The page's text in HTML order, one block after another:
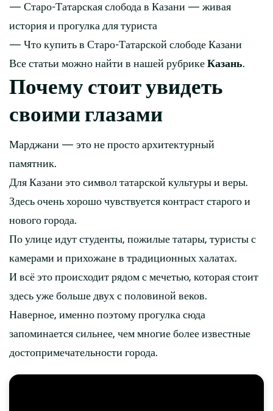
— Старо-Татарская слобода в Казани — живая
история и прогулка для туриста
— Что купить в Старо-Татарской слободе Казани
Все статьи можно найти в нашей рубрике Казань.
Почему стоит увидеть
своими глазами
Марджани — это не просто архитектурный
памятник.
Для Казани это символ татарской культуры и веры.
Здесь очень хорошо чувствуется контраст старого и
нового города.
По улице идут студенты, пожилые татары, туристы с
камерами и прихожане в традиционных халатах.
И всё это происходит рядом с мечетью, которая стоит
здесь уже больше двух с половиной веков.
Наверное, именно поэтому прогулка сюда
запоминается сильнее, чем многие более известные
достопримечательности города.